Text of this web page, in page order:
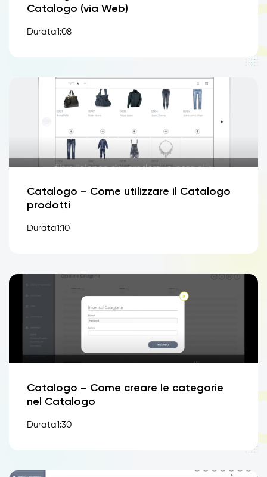
Catalogo (via Web)
Durata1:08
Catalogo – Come utilizzare il Catalogo
prodotti
Durata1:10
Catalogo – Come creare le categorie
nel Catalogo
Durata1:30